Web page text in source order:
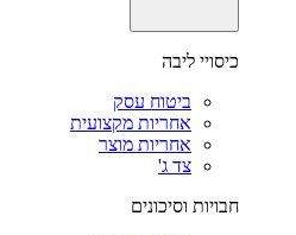
כיסויי ליבה
ביטוח עסק
אחריות מקצועית
אחריות מוצר
צד ג'
חבויות וסיכונים